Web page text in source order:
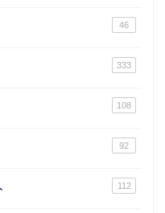
46
333
108
92
112